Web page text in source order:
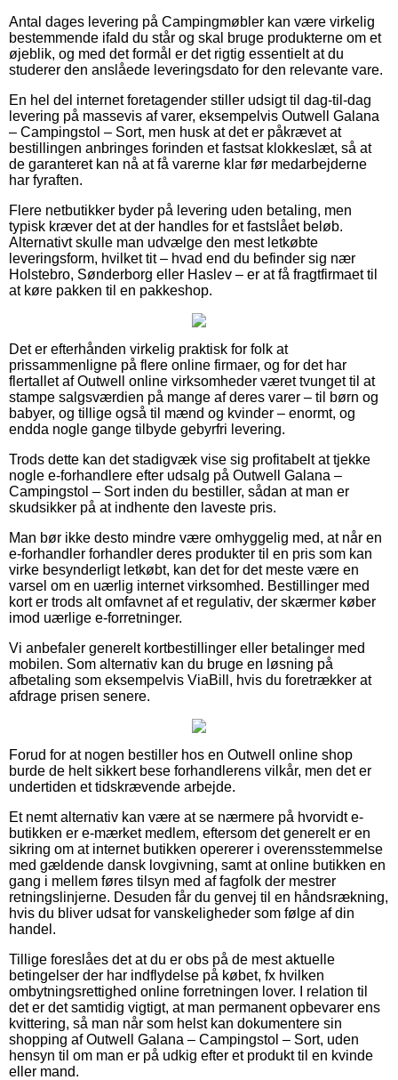
Antal dages levering på Campingmøbler kan være virkelig
bestemmende ifald du står og skal bruge produkterne om et
øjeblik, og med det formål er det rigtig essentielt at du
studerer den anslåede leveringsdato for den relevante vare.
En hel del internet foretagender stiller udsigt til dag-til-dag
levering på massevis af varer, eksempelvis Outwell Galana
– Campingstol – Sort, men husk at det er påkrævet at
bestillingen anbringes forinden et fastsat klokkeslæt, så at
de garanteret kan nå at få varerne klar før medarbejderne
har fyraften.
Flere netbutikker byder på levering uden betaling, men
typisk kræver det at der handles for et fastslået beløb.
Alternativt skulle man udvælge den mest letkøbte
leveringsform, hvilket tit – hvad end du befinder sig nær
Holstebro, Sønderborg eller Haslev – er at få fragtfirmaet til
at køre pakken til en pakkeshop.
Det er efterhånden virkelig praktisk for folk at
prissammenligne på flere online firmaer, og for det har
flertallet af Outwell online virksomheder været tvunget til at
stampe salgsværdien på mange af deres varer – til børn og
babyer, og tillige også til mænd og kvinder – enormt, og
endda nogle gange tilbyde gebyrfri levering.
Trods dette kan det stadigvæk vise sig profitabelt at tjekke
nogle e-forhandlere efter udsalg på Outwell Galana –
Campingstol – Sort inden du bestiller, sådan at man er
skudsikker på at indhente den laveste pris.
Man bør ikke desto mindre være omhyggelig med, at når en
e-forhandler forhandler deres produkter til en pris som kan
virke besynderligt letkøbt, kan det for det meste være en
varsel om en uærlig internet virksomhed. Bestillinger med
kort er trods alt omfavnet af et regulativ, der skærmer køber
imod uærlige e-forretninger.
Vi anbefaler generelt kortbestillinger eller betalinger med
mobilen. Som alternativ kan du bruge en løsning på
afbetaling som eksempelvis ViaBill, hvis du foretrækker at
afdrage prisen senere.
Forud for at nogen bestiller hos en Outwell online shop
burde de helt sikkert bese forhandlerens vilkår, men det er
undertiden et tidskrævende arbejde.
Et nemt alternativ kan være at se nærmere på hvorvidt e-
butikken er e-mærket medlem, eftersom det generelt er en
sikring om at internet butikken opererer i overensstemmelse
med gældende dansk lovgivning, samt at online butikken en
gang i mellem føres tilsyn med af fagfolk der mestrer
retningslinjerne. Desuden får du genvej til en håndsrækning,
hvis du bliver udsat for vanskeligheder som følge af din
handel.
Tillige foreslåes det at du er obs på de mest aktuelle
betingelser der har indflydelse på købet, fx hvilken
ombytningsrettighed online forretningen lover. I relation til
det er det samtidig vigtigt, at man permanent opbevarer ens
kvittering, så man når som helst kan dokumentere sin
shopping af Outwell Galana – Campingstol – Sort, uden
hensyn til om man er på udkig efter et produkt til en kvinde
eller mand.